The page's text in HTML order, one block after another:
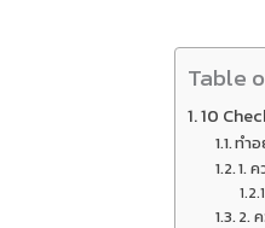
Table
10
ทำ
1.
2.